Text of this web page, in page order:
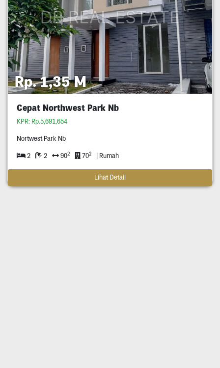
Rp. 1,35 M
Cepat Northwest Park Nb
KPR: Rp.5,691,654
Nortwest Park Nb
2 2 902 702 | Rumah
Lihat Detail